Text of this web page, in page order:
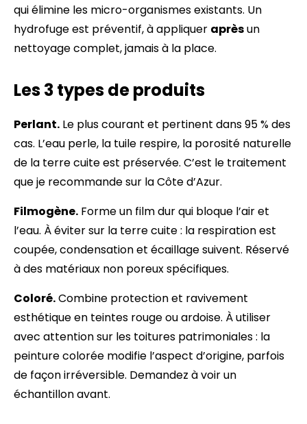
qui élimine les micro-organismes existants. Un
hydrofuge est préventif, à appliquer aprèsun
nettoyage complet, jamais à la place.
Les 3 types de produits
Perlant. Le plus courant et pertinent dans 95 % des
cas. L’eau perle, la tuile respire, la porosité naturelle
de la terre cuite est préservée. C’est le traitement
que je recommande sur la Côte d’Azur.
Filmogène. Forme un film dur qui bloque l’air et
l’eau. À éviter sur la terre cuite : la respiration est
coupée, condensation et écaillage suivent. Réservé
à des matériaux non poreux spécifiques.
Coloré.Combine protection et ravivement
esthétique en teintes rouge ou ardoise. À utiliser
avec attention sur les toitures patrimoniales : la
peinture colorée modifie l’aspect d’origine, parfois
de façon irréversible. Demandez à voir un
échantillon avant.